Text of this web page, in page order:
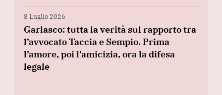
8 Luglio 2026
Garlasco: tutta la verità sul rapporto tra
l’avvocato Taccia e Sempio. Prima
l’amore, poi l’amicizia, ora la difesa
legale